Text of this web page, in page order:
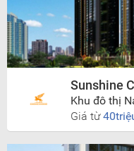
Sunshine
Khu đô thị
Giá từ